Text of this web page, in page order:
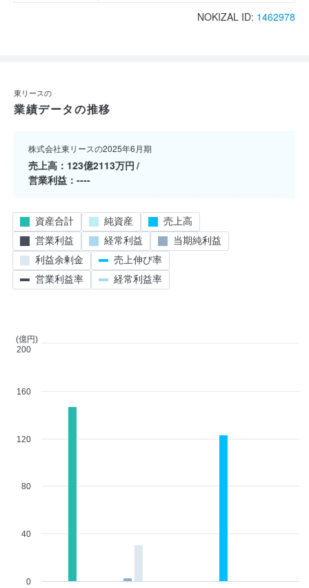
NOKIZAL ID: 1462978
東リースの
業績データの推移
株式会社東リースの2025年6月期
売上高
123億2113万円
営業利益
----
0
40
80
120
160
(億円)
200
資産合計 純資産
売上高
営業利益
経常利益
当期純利益
利益余剰金
売上伸び率
営業利益率
経常利益率